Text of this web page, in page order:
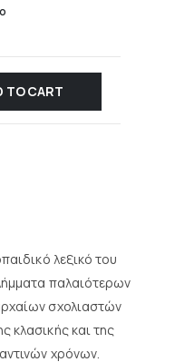
TO CART
λεξικό του
παλαιότερων
σχολιαστών
κλασικής και της
χρόνων.